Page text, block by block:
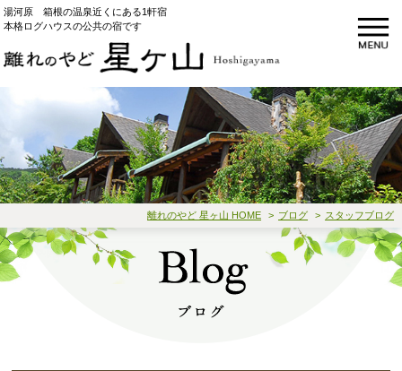
湯河原 箱根の温泉近くにある1軒宿
本格ログハウスの公共の宿です
離れのやど 星ヶ山 HOME ブログ スタッフブログ